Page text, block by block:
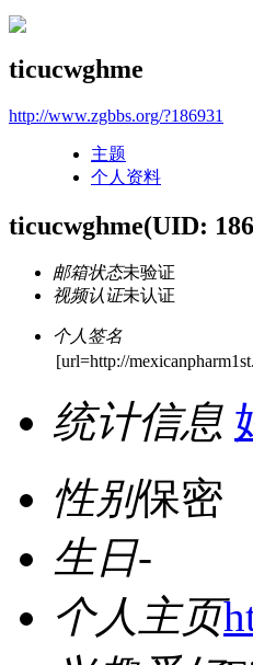
ticucwghme
http://www.zgbbs.org/?186931
主题
个人资料
ticucwghme(UID:
邮箱状态未验证
视频认证未认证
个人签名
[url=http://
统计信息
性别保密
生日-
个人主页